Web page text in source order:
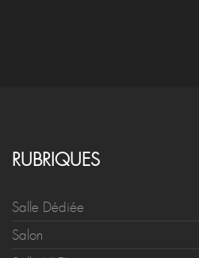
RUBRIQUES
Salle Dédiée
Salon